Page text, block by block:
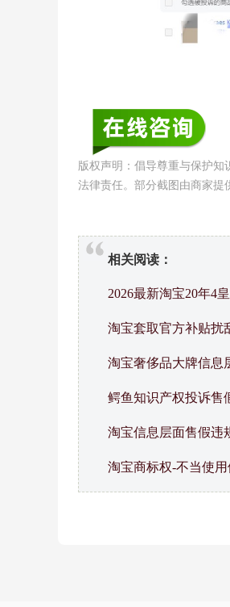
版权声明：倡导尊重与保护
法律责任。部分截图由商家提
相关阅读：
2026最新淘宝20年4
淘宝套取官方补贴扰
淘宝奢侈品大牌信息
鳄鱼知识产权投诉售
淘宝信息层面售假违
淘宝商标权-不当使